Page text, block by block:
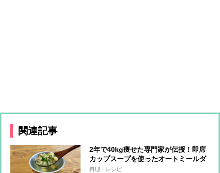
関連記事
2年で40kg痩せた専門家が伝授！即席
カップスープを使ったオートミールダ
イエット
料理・レシピ